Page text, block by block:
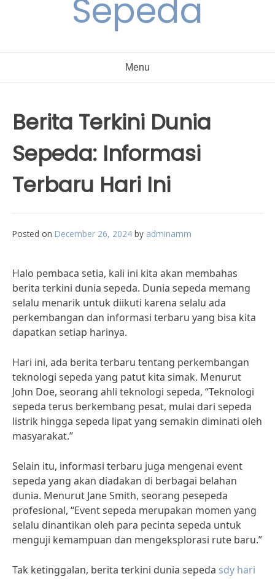
Sepeda
Menu
Berita Terkini Dunia
Sepeda: Informasi
Terbaru Hari Ini
Posted on December 26, 2024 by adminamm
Halo pembaca setia, kali ini kita akan membahas
berita terkini dunia sepeda. Dunia sepeda memang
selalu menarik untuk diikuti karena selalu ada
perkembangan dan informasi terbaru yang bisa kita
dapatkan setiap harinya.
Hari ini, ada berita terbaru tentang perkembangan
teknologi sepeda yang patut kita simak. Menurut
John Doe, seorang ahli teknologi sepeda, “Teknologi
sepeda terus berkembang pesat, mulai dari sepeda
listrik hingga sepeda lipat yang semakin diminati oleh
masyarakat.”
Selain itu, informasi terbaru juga mengenai event
sepeda yang akan diadakan di berbagai belahan
dunia. Menurut Jane Smith, seorang pesepeda
profesional, “Event sepeda merupakan momen yang
selalu dinantikan oleh para pecinta sepeda untuk
menguji kemampuan dan mengeksplorasi rute baru.”
Tak ketinggalan, berita terkini dunia sepeda sdy hari